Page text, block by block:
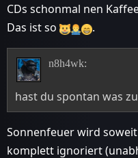
CDs schonmal nen
Das ist so
.
n8h4wk:
hast du spontan was
Sonnenfeuer wird
komplett ignoriert